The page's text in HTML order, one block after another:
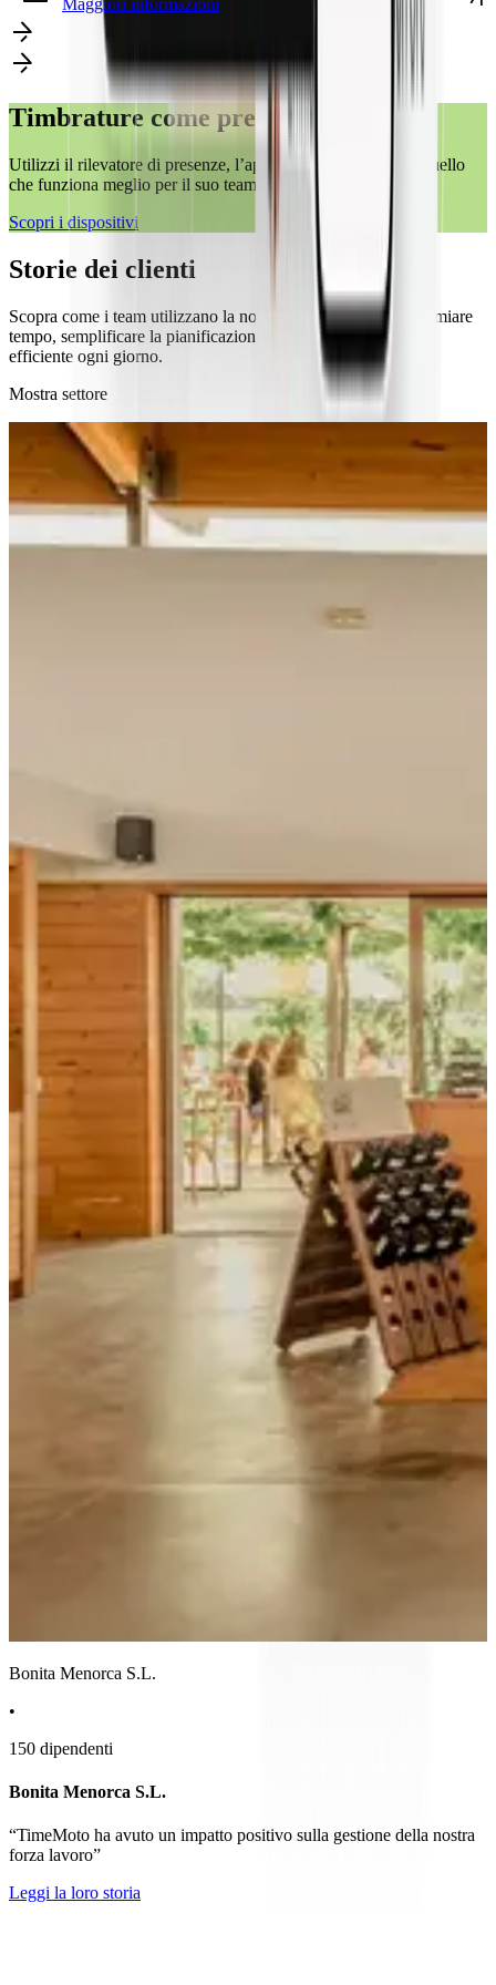
Maggiori informazioni
Timbrature come preferisce
Utilizzi il rilevatore di presenze, l’app mobile o il browser. Quello
che funziona meglio per il suo team.
Scopri i dispositivi
Storie dei clienti
Scopra come i team utilizzano la nostra piattaforma per risparmiare
tempo, semplificare la pianificazione e lavorare in modo più
efficiente ogni giorno.
Mostra settore
Bonita Menorca S.L.
•
150 dipendenti
Bonita Menorca S.L.
“TimeMoto ha avuto un impatto positivo sulla gestione della nostra
forza lavoro”
Leggi la loro storia